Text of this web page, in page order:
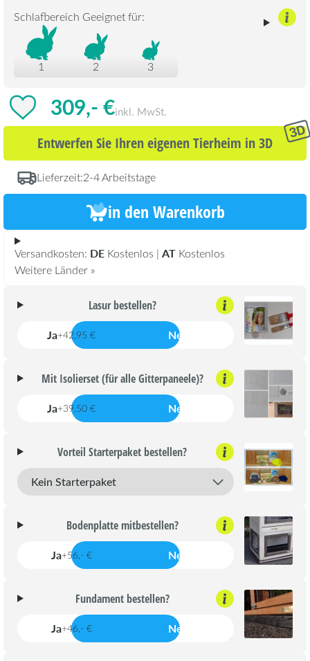
Schlafbereich Geeignet für:
1 2 3
309,- €inkl. MwSt.
Entwerfen Sie Ihren eigenen Tierheim in 3D
Lieferzeit:2-4 Arbeitstage
in den Warenkorb
Versandkosten: DE Kostenlos | AT Kostenlos
Weitere Länder »
Lasur bestellen?
Ja+42,95 € Nein
Mit Isolierset (für alle Gitterpaneele)?
Ja+39,50 € Nein
Vorteil Starterpaket bestellen?
Bodenplatte mitbestellen?
Ja+56,- € Nein
Fundament bestellen?
Ja+46,- € Nein